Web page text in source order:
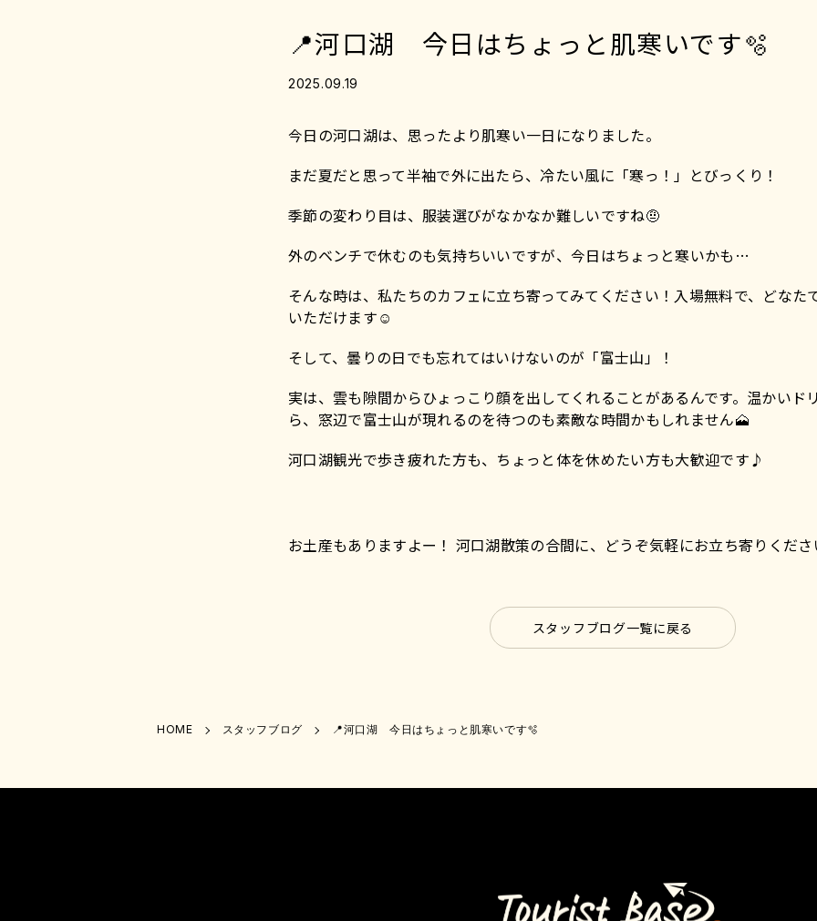
📍河口湖 今日はちょっと肌寒いです🫧
2025.09.19
今日の河口湖は、思ったより肌寒い一日になりました。
まだ夏だと思って半袖で外に出たら、冷たい風に「寒っ！」とびっくり！
季節の変わり目は、服装選びがなかなか難しいですね🤨
外のベンチで休むのも気持ちいいですが、今日はちょっと寒いかも…
そんな時は、私たちのカフェに立ち寄ってみてください！入場無料で、どなた
いただけます☺️
そして、曇りの日でも忘れてはいけないのが「富士山」！
実は、雲も隙間からひょっこり顔を出してくれることがあるんです。温かいド
ら、窓辺で富士山が現れるのを待つのも素敵な時間かもしれません🗻
河口湖観光で歩き疲れた方も、ちょっと体を休めたい方も大歓迎です♪
お土産もありますよー！ 河口湖散策の合間に、どうぞ気軽にお立ち寄りくだ
スタッフブログ一覧に戻る
HOME スタッフブログ 📍河口湖 今日はちょっと肌寒いです🫧